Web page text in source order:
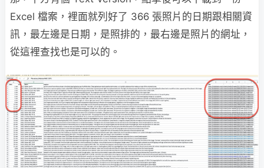
Excel 檔案，裡面就列好了 366 張照片的日期跟相關資
訊，最左邊是日期，是照排的，最右邊是照片的網址，
從這裡查找也是可以的。